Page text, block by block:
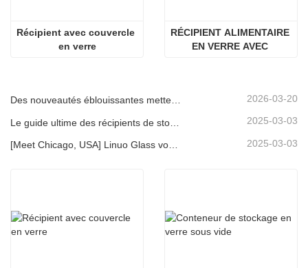
Récipient avec couvercle
en verre
RÉCIPIENT ALIMENTAIRE
EN VERRE AVEC
Des nouveautés éblouissantes mettent en lumière la force de Linuo | Le verre spécial Linuo fait ses débuts à Ambiente Frankfurt 2026-03-20
2025-03-03
2025-03-03